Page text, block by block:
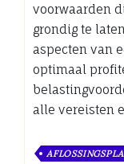
voorwaarden
grondig te
aspecten van
optimaal
alle vereisten